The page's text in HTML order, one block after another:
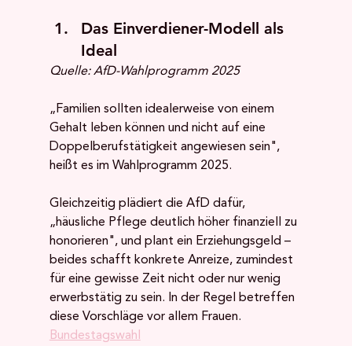
Das Einverdiener-Modell als
Ideal
Quelle: AfD-Wahlprogramm 2025
„Familien sollten idealerweise von einem
Gehalt leben können und nicht auf eine
Doppelberufstätigkeit angewiesen sein",
heißt es im Wahlprogramm 2025.
Gleichzeitig plädiert die AfD dafür,
„häusliche Pflege deutlich höher finanziell zu
honorieren", und plant ein Erziehungsgeld –
beides schafft konkrete Anreize, zumindest
für eine gewisse Zeit nicht oder nur wenig
erwerbstätig zu sein. In der Regel betreffen
diese Vorschläge vor allem Frauen.
Bundestagswahl